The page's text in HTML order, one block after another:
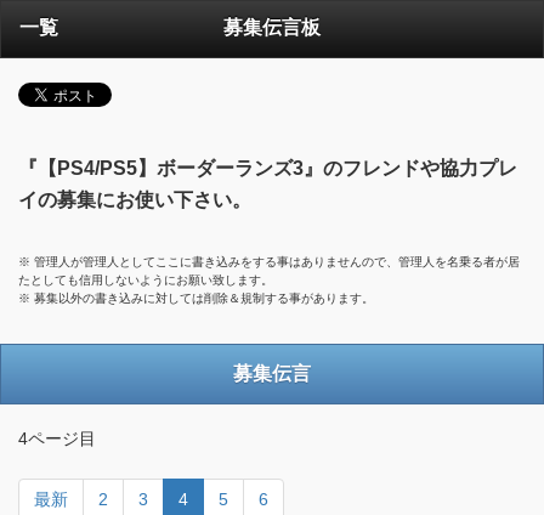
一覧 募集伝言板
『【PS4/PS5】ボーダーランズ3』のフレンドや協力プレ
イの募集にお使い下さい。
※ 管理人が管理人としてここに書き込みをする事はありませんので、管理人を名乗る者が居
たとしても信用しないようにお願い致します。
※ 募集以外の書き込みに対しては削除＆規制する事があります。
募集伝言
4ページ目
最新 2 3 4 5 6